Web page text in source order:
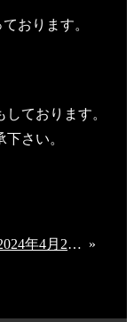
おります。
ております。
さい。
2024年4月26日（金）より発売開始「初夏の期間限定」 »